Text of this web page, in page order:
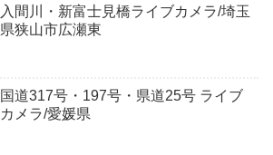
入間川・新富士見橋ライブカメラ/埼玉
県狭山市広瀬東
国道317号・197号・県道25号 ライブ
カメラ/愛媛県